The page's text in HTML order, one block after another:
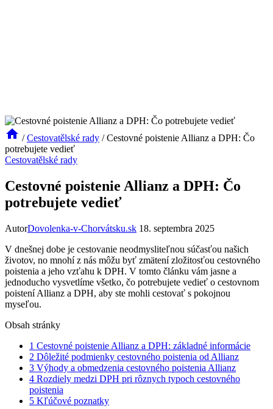
/ Cestovatělské rady / Cestovné poistenie Allianz a DPH: Čo
potrebujete vedieť
Cestovatělské rady
Cestovné poistenie Allianz a DPH: Čo
potrebujete vedieť
AutorDovolenka-v-Chorvátsku.sk 18. septembra 2025
V dnešnej dobe je cestovanie neodmysliteľnou súčasťou našich
životov, no mnohí z nás môžu byť zmätení zložitosťou cestovného
poistenia a jeho vzťahu k DPH. V tomto článku vám jasne a
jednoducho vysvetlíme všetko, čo potrebujete vedieť o cestovnom
poistení Allianz a DPH, aby ste mohli cestovať s pokojnou
myseľou.
Obsah stránky
1 Cestovné poistenie Allianz a DPH: základné informácie
2 Dôležité podmienky cestovného poistenia od Allianz
3 Výhody a obmedzenia cestovného poistenia Allianz
4 Rozdiely medzi DPH pri rôznych typoch cestovného
poistenia
5 Kľúčové poznatky